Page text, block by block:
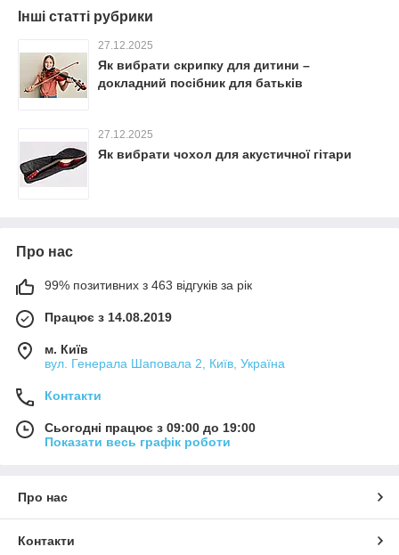
Інші статті рубрики
27.12.2025
Як вибрати скрипку для дитини –
докладний посібник для батьків
27.12.2025
Як вибрати чохол для акустичної гітари
Про нас
99% позитивних з 463 відгуків за рік
Працює з 14.08.2019
м. Київ
вул. Генерала Шаповала 2, Київ, Україна
Контакти
Сьогодні працює з 09:00 до 19:00
Показати весь графік роботи
Про нас
Контакти